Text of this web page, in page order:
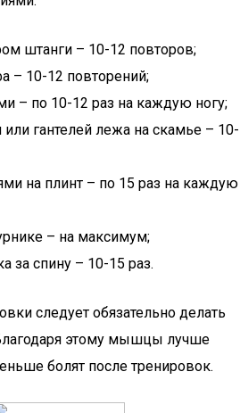
штанги – 10-12 повторов;
– 10-12 повторений;
– по 10-12 раз на каждую ногу;
гантелей лежа на скамье – 10-
на плинт – по 15 раз на каждую
– на максимум;
за спину – 10-15 раз.
следует обязательно делать
этому мышцы лучше
болят после тренировок.